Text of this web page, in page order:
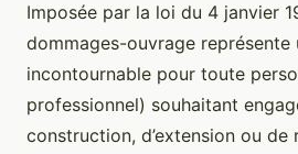
Imposée par la loi du 4 janvier
dommages-ouvrage
incontournable pour toute
professionnel) souhaitant
construction, d’extension ou de